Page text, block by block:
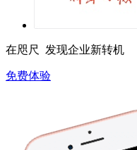
在咫尺 发现企业新转机
免费体验